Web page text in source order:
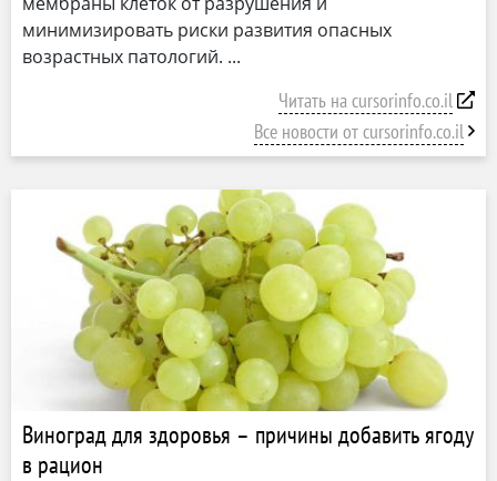
минимизировать риски развития опасных
возрастных патологий.
Читать на cursorinfo.co.il
Все новости от cursorinfo.co.il
Виноград для здоровья – причины добавить ягоду
в рацион